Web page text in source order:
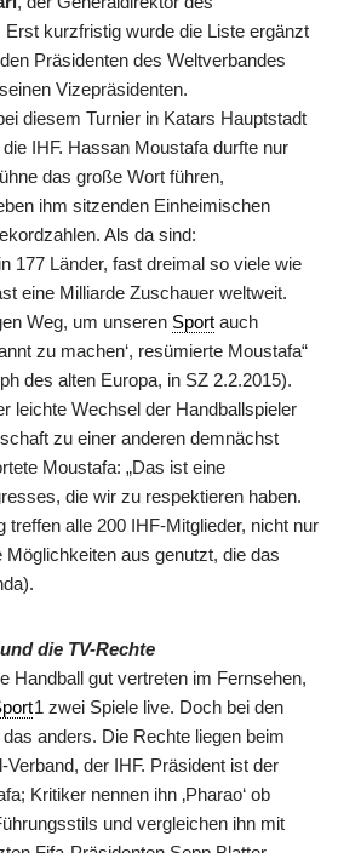
kurzfristig wurde die Liste ergänzt
Präsidenten des Weltverbandes
Vizepräsidenten.
diesem Turnier in Katars Hauptstadt
IHF. Hassan Moustafa durfte nur
das große Wort führen,
ihm sitzenden Einheimischen
Als da sind:
177 Länder, fast dreimal so viele wie
eine Milliarde Zuschauer weltweit.
Weg, um unseren Sport auch
zu machen‘, resümierte Moustafa“
des alten Europa, in SZ 2.2.2015).
leichte Wechsel der Handballspieler
zu einer anderen demnächst
Moustafa: „Das ist eine
die wir zu respektieren haben.
treffen alle 200 IHF-Mitglieder, nicht nur
Möglichkeiten aus genutzt, die das
die TV-Rechte
Handball gut vertreten im Fernsehen,
1 zwei Spiele live. Doch bei den
anders. Die Rechte liegen beim
Verband, der IHF. Präsident ist der
Kritiker nennen ihn ‚Pharao‘ ob
und vergleichen ihn mit